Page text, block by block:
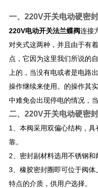
一、 220V开关电动硬密
220V电动开关法兰蝶阀连接
对夹式这两种，并且由于有
点，它因为这里我们所说的
上的，当没有电或者是电路
操作继续来使用。的操作其
中难免会出现停电的情况，
二、 220V开关电动硬密
1、本阀采用双偏心结构，
靠。
2、密封副材料选用不锈钢和
3、橡胶密封圈即可位于阀
特点的介质，供用户选择。